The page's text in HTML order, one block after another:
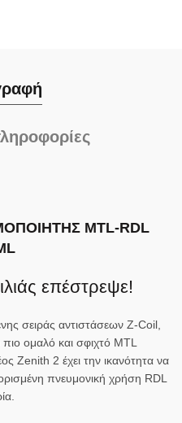
MTL-RDL
επέστρεψε!
σειράς αντιστάσεων Z-Coil,
ομαλό και σφιχτό MTL
Zenith 2 έχει την ικανότητα να
πνευμονική χρήση RDL